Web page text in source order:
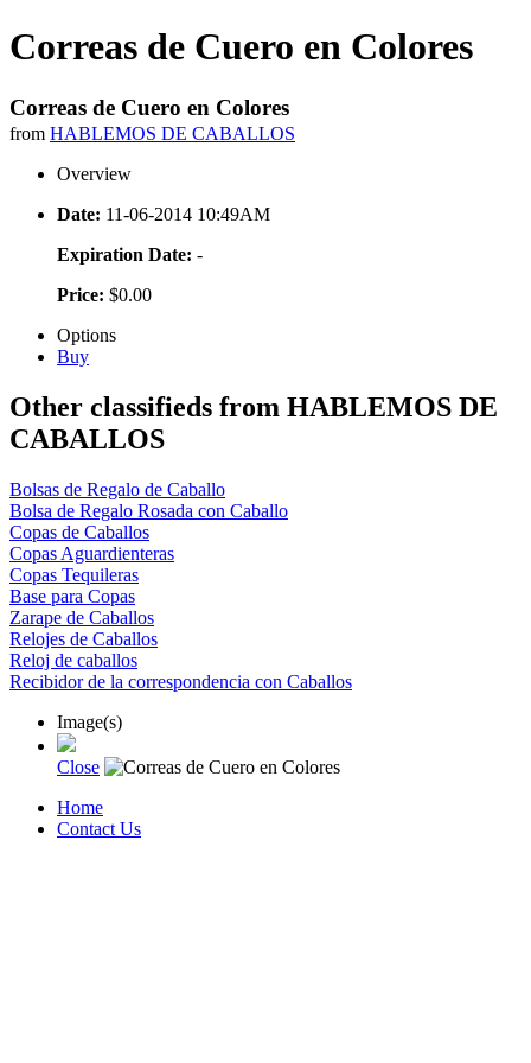
Correas de Cuero en Colores
Correas de Cuero en Colores
from HABLEMOS DE CABALLOS
Overview
Date: 11-06-2014 10:49AM
Expiration Date: -
Price: $0.00
Options
Buy
Other classifieds from HABLEMOS DE
CABALLOS
Bolsas de Regalo de Caballo
Bolsa de Regalo Rosada con Caballo
Copas de Caballos
Copas Aguardienteras
Copas Tequileras
Base para Copas
Zarape de Caballos
Relojes de Caballos
Reloj de caballos
Recibidor de la correspondencia con Caballos
Image(s)
Close
Home
Contact Us